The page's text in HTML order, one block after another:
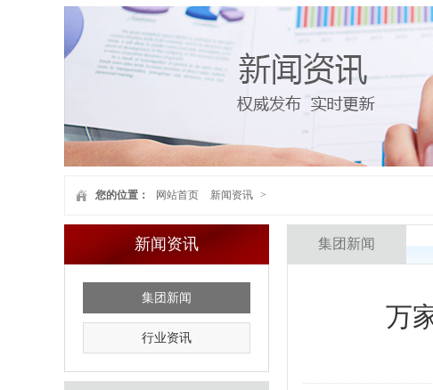
您的位置： 网站首页 新闻资讯 >
新闻资讯
集团新闻
行业资讯
集团新闻
万